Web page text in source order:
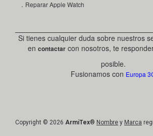
．Reparar Apple Watch
Si tienes cualquier duda sobre nuestros
en contactarcon nosotros, te
posible.
Fusionamos con Europa
Copyright © 2026 ArmiTex® Nombre y Marca